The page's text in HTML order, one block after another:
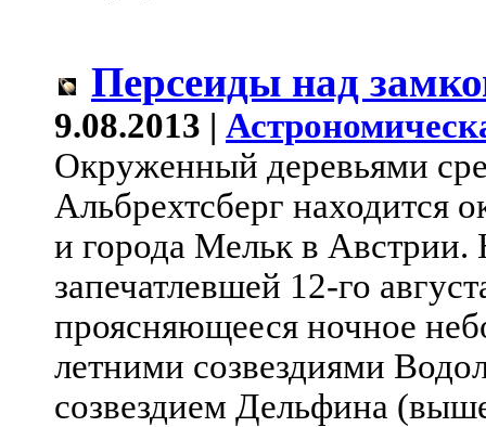
Персеиды над
9.08.2013 |
Окруженный деревьями
Альбрехтсберг находится
и города Мельк в Австрии.
запечатлевшей 12-го
проясняющееся ночное
летними созвездиями
созвездием Дельфина